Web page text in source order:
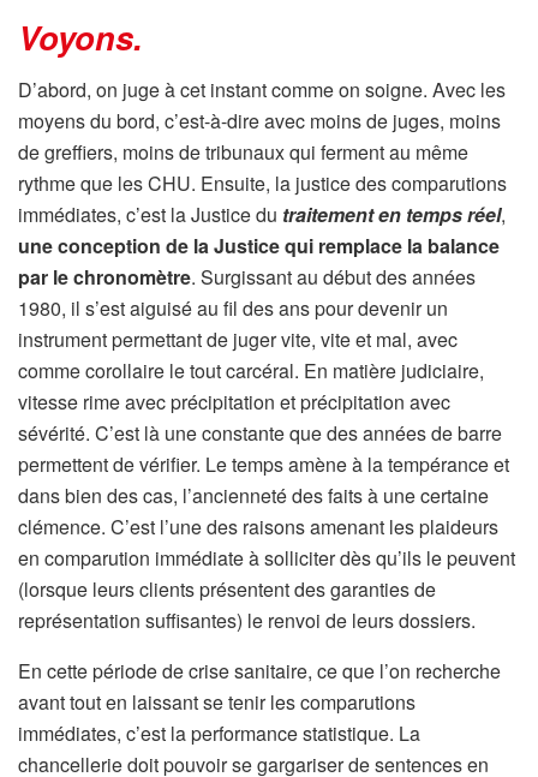
Voyons.
D’abord, on juge à cet instant comme on soigne. Avec les
moyens du bord, c’est-à-dire avec moins de juges, moins
de greffiers, moins de tribunaux qui ferment au même
rythme que les CHU. Ensuite, la justice des comparutions
immédiates, c’est la Justice du traitement en temps réel,
une conception de la Justice qui remplace la balance
par le chronomètre. Surgissant au début des années
1980, il s’est aiguisé au fil des ans pour devenir un
instrument permettant de juger vite, vite et mal, avec
comme corollaire le tout carcéral. En matière judiciaire,
vitesse rime avec précipitation et précipitation avec
sévérité. C’est là une constante que des années de barre
permettent de vérifier. Le temps amène à la tempérance et
dans bien des cas, l’ancienneté des faits à une certaine
clémence. C’est l’une des raisons amenant les plaideurs
en comparution immédiate à solliciter dès qu’ils le peuvent
(lorsque leurs clients présentent des garanties de
représentation suffisantes) le renvoi de leurs dossiers.
En cette période de crise sanitaire, ce que l’on recherche
avant tout en laissant se tenir les comparutions
immédiates, c’est la performance statistique. La
chancellerie doit pouvoir se gargariser de sentences en